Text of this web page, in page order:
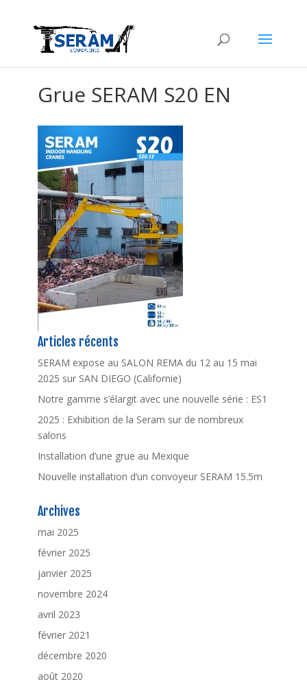
Grue SERAM S20 EN
Articles récents
SERAM expose au SALON REMA du 12 au 15 mai
2025 sur SAN DIEGO (Californie)
Notre gamme s’élargit avec une nouvelle série : ES1
2025 : Exhibition de la Seram sur de nombreux
salons
Installation d’une grue au Mexique
Nouvelle installation d’un convoyeur SERAM 15.5m
Archives
mai 2025
février 2025
janvier 2025
novembre 2024
avril 2023
février 2021
décembre 2020
août 2020